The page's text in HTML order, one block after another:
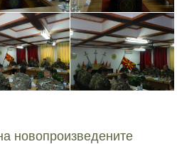
новопроизведените